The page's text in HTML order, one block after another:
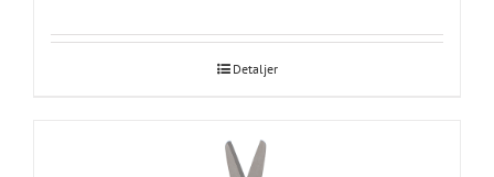
Detaljer